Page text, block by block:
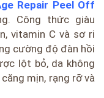
Repair Peel Off
Công thức giàu
vitamin C và sơ ri
cường độ đàn hồi
lột bỏ, da không
mịn, rạng rỡ và